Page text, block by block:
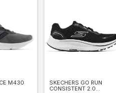
M430
SKECHERS GO RUN
CONSISTENT 2.0